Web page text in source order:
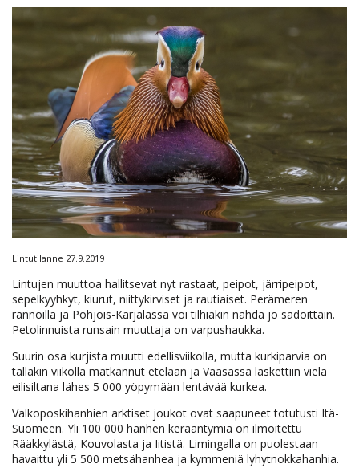
Lintutilanne 27.9.2019
Lintujen muuttoa hallitsevat nyt rastaat, peipot, järripeipot,
sepelkyyhkyt, kiurut, niittykirviset ja rautiaiset. Perämeren
rannoilla ja Pohjois-Karjalassa voi tilhiäkin nähdä jo sadoittain.
Petolinnuista runsain muuttaja on varpushaukka.
Suurin osa kurjista muutti edellisviikolla, mutta kurkiparvia on
tälläkin viikolla matkannut etelään ja Vaasassa laskettiin vielä
eilisiltana lähes 5 000 yöpymään lentävää kurkea.
Valkoposkihanhien arktiset joukot ovat saapuneet totutusti Itä-
Suomeen. Yli 100 000 hanhen kerääntymiä on ilmoitettu
Rääkkylästä, Kouvolasta ja Iitistä. Limingalla on puolestaan
havaittu yli 5 500 metsähanhea ja kymmeniä lyhytnokkahanhia.